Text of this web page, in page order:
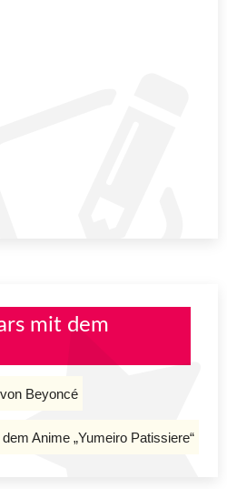
mit dem
Beyoncé
Anime „Yumeiro Patissiere“